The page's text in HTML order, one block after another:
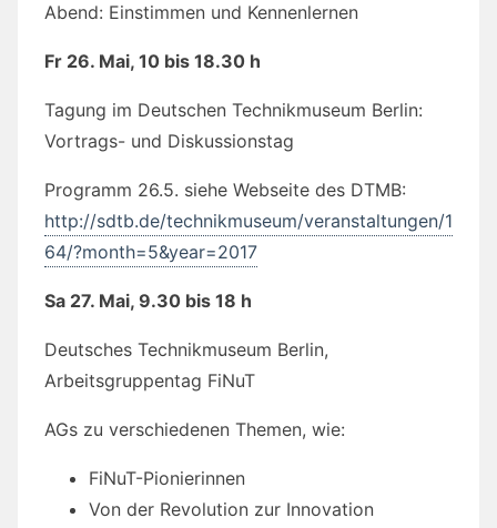
Abend: Einstimmen und Kennenlernen
Fr 26. Mai, 10 bis 18.30 h
Tagung im Deutschen Technikmuseum Berlin:
Vortrags- und Diskussionstag
Programm 26.5. siehe Webseite des DTMB:
http://sdtb.de/technikmuseum/veranstaltungen/1
64/?month=5&year=2017
Sa 27. Mai, 9.30 bis 18 h
Deutsches Technikmuseum Berlin,
Arbeitsgruppentag FiNuT
AGs zu verschiedenen Themen, wie:
FiNuT-Pionierinnen
Von der Revolution zur Innovation